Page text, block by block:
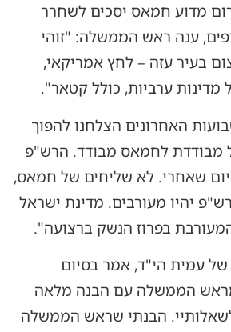
מדוע חמאס יסכים לשחרר
ענה ראש הממשלה: "זוהי
בעיר עזה – לחץ אמריקאי,
מדינות ערביות, כולל קטאר".
האחרונים הצלחנו להפוך
לחמאס מבודד. הרש"פ
שאחרי. לא שליחים של חמאס,
יהיו מעורבים. מדינת ישראל
בפרוז הנשק ברצועה".
של עמית הי"ד, אמר בסיום
הממשלה עם הבנה מלאה
הבנתי שראש הממשלה